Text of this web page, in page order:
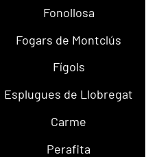
Fonollosa
Fogars de Montclús
Fígols
Esplugues de Llobregat
Carme
Perafita